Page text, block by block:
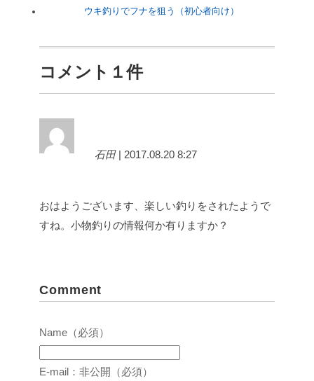
ウキ釣りでフナを狙う（初心者向け）
コメント１件
石田| 2017.08.20 8:27
おはようございます、楽しい釣りをされたようで
すね。小物釣りの情報何か有りますか？
Comment
Name（必須）
E-mail：非公開（必須）